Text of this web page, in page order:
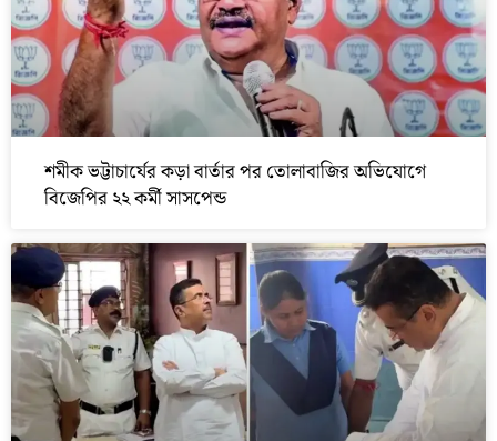
শমীক ভট্টাচার্যের কড়া বার্তার পর তোলাবাজির অভিযোগে
বিজেপির ২২ কর্মী সাসপেন্ড